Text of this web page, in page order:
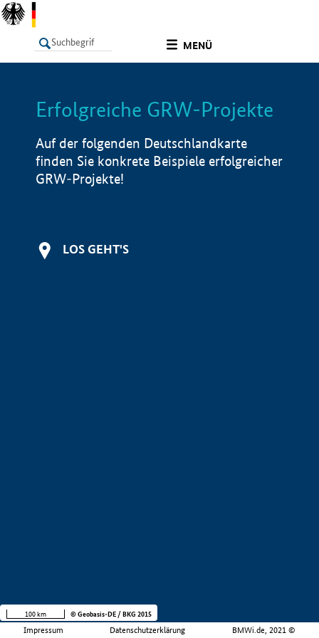
MENÜ
LISTE Info
Erfolgreiche GRW-Projekte
Auf der folgenden Deutschlandkarte
finden Sie konkrete Beispiele erfolgreicher
GRW-Projekte!
LOS GEHT'S
Impressum Datenschutzerklärung BMWi.de, 2021 ©
100 km © Geobasis-DE / BKG 2015